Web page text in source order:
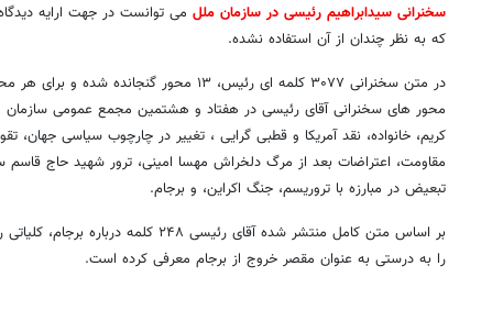
سخنرانی سیدابراهیم رئیسی در سازمان ملل می توانست در جهت ارایه
که به نظر چندان از آن استفاده نشده.
در متن سخنرانی ۳۰۷۷ کلمه ای رئیس، ۱۳ محور
محور های سخنرانی آقای رئیسی در هفتاد و هشتمین مجمع عمومی
کریم، خانواده، نقد آمریکا و قطبی گرایی ، تغییر در چارچوب سیاسی جهان،
مقاومت، اعتراضات بعد از مرگ دلخراش مهسا امینی، ترور شهید حاج قاسم
تبعیض در مبارزه با تروریسم، جنگ اکراین، و برجام.
بر اساس متن کامل منتشر شده آقای رئیسی ۲۴۸
را به درستی به عنوان مقصر خروج از برجام معرفی کرده است.